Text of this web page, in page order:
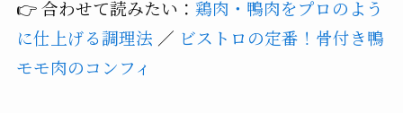
👉 合わせて読みたい： 鶏肉・鴨肉をプロのよう
に仕上げる調理法 ／ ビストロの定番！骨付き鴨
モモ肉のコンフィ